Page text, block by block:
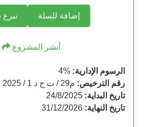
إضافة للسلة
أنشر المشروع
الرسوم الإدارية: %
4
رقم الترخيص: م29 / ت ج د 1 / 2025
تاريخ البداية: 24/8/2025
تاريخ النهاية: 31/12/2026